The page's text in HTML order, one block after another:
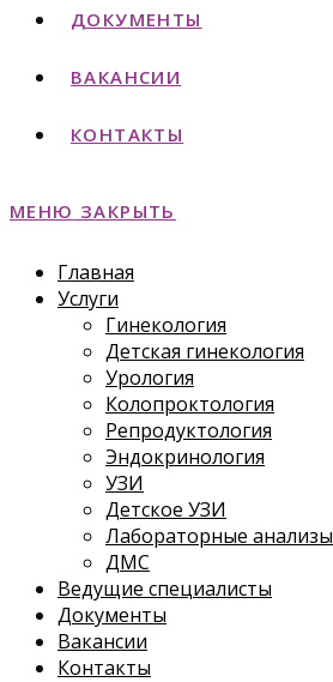
ДОКУМЕНТЫ
ВАКАНСИИ
КОНТАКТЫ
МЕНЮ ЗАКРЫТЬ
Главная
Услуги
Гинекология
Детская гинекология
Урология
Колопроктология
Репродуктология
Эндокринология
УЗИ
Детское УЗИ
Лабораторные анализы
ДМС
Ведущие специалисты
Документы
Вакансии
Контакты